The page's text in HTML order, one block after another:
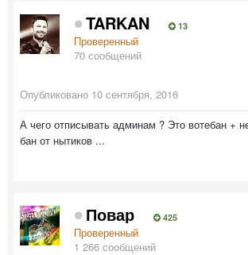
TARKAN 13
Проверенный
70 сообщений
Опубликовано 10 сентября, 2016
А чего отписывать админам ? Это вотебан +
бан от нытиков ...
Повар 425
Проверенный
1 266 сообщений